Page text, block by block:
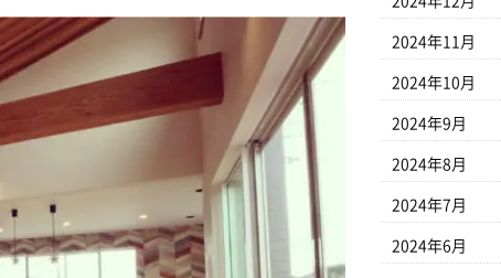
2024年11月
2024年10月
2024年9月
2024年8月
2024年7月
2024年6月